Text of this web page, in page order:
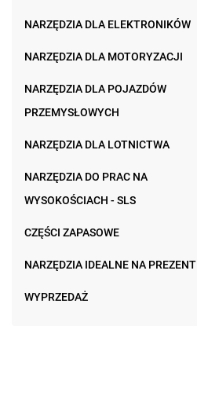
NARZĘDZIA DLA ELEKTRONIKÓW
NARZĘDZIA DLA MOTORYZACJI
NARZĘDZIA DLA POJAZDÓW
PRZEMYSŁOWYCH
NARZĘDZIA DLA LOTNICTWA
NARZĘDZIA DO PRAC NA
WYSOKOŚCIACH - SLS
CZĘŚCI ZAPASOWE
NARZĘDZIA IDEALNE NA PREZENT
WYPRZEDAŻ